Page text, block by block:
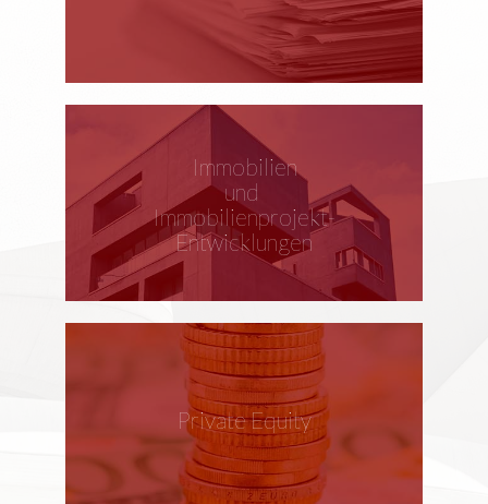
Immobilien
und
Immobilienprojekt-
Entwicklungen
Private Equity